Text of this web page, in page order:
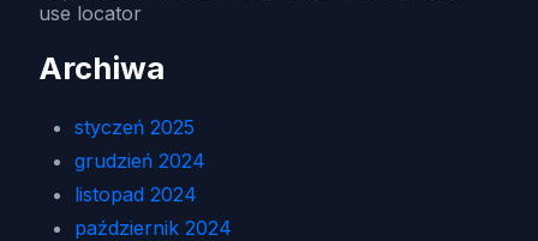
use locator
Archiwa
styczeń 2025
grudzień 2024
listopad 2024
październik 2024